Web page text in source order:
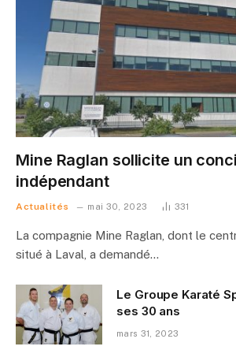
Mine Raglan sollicite un
indépendant
Actualités mai 30, 2023 331
La compagnie Mine Raglan, dont le
situé à Laval, a demandé…
Le Groupe Karaté
ses 30 ans
mars 31, 2023